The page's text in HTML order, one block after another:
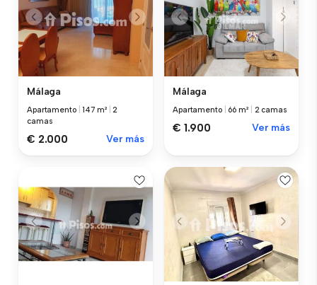
Málaga
Apartamento |147 m² |2
camas
€ 2.000 Ver más
Málaga
Apartamento 66 m² 2 camas
€ 1.900 Ver más